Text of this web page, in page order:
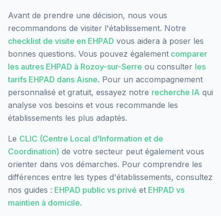
Avant de prendre une décision, nous vous
recommandons de visiter l'établissement. Notre
checklist de visite en EHPAD vous aidera à poser les
bonnes questions. Vous pouvez également comparer
les autres EHPAD à Rozoy-sur-Serre ou consulter les
tarifs EHPAD dans Aisne. Pour un accompagnement
personnalisé et gratuit, essayez notre recherche IA qui
analyse vos besoins et vous recommande les
établissements les plus adaptés.
Le CLIC (Centre Local d'Information et de
Coordination) de votre secteur peut également vous
orienter dans vos démarches. Pour comprendre les
différences entre les types d'établissements, consultez
nos guides : EHPAD public vs privé et EHPAD vs
maintien à domicile.